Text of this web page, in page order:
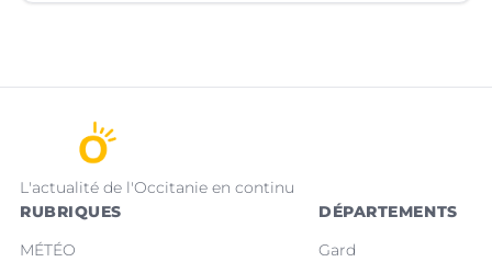
L'actualité de l'Occitanie en continu
RUBRIQUES
MÉTÉO
DÉPARTEMENTS
Gard